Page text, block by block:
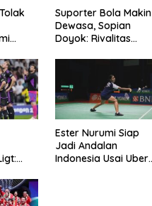
Suporter Bola Makin
Dewasa, Sopian
Doyok: Rivalitas
Ester Nurumi Siap
Jadi Andalan
Indonesia Usai Uber